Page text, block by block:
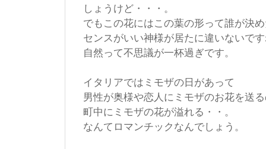
しょうけど・・・。
でもこの花にはこの葉の形って誰が決
センスがいい神様が居たに違いないで
自然って不思議が一杯過ぎです。
イタリアではミモザの日があって
男性が奥様や恋人にミモザのお花を送
町中にミモザの花が溢れる・・。
なんてロマンチックなんでしょう。